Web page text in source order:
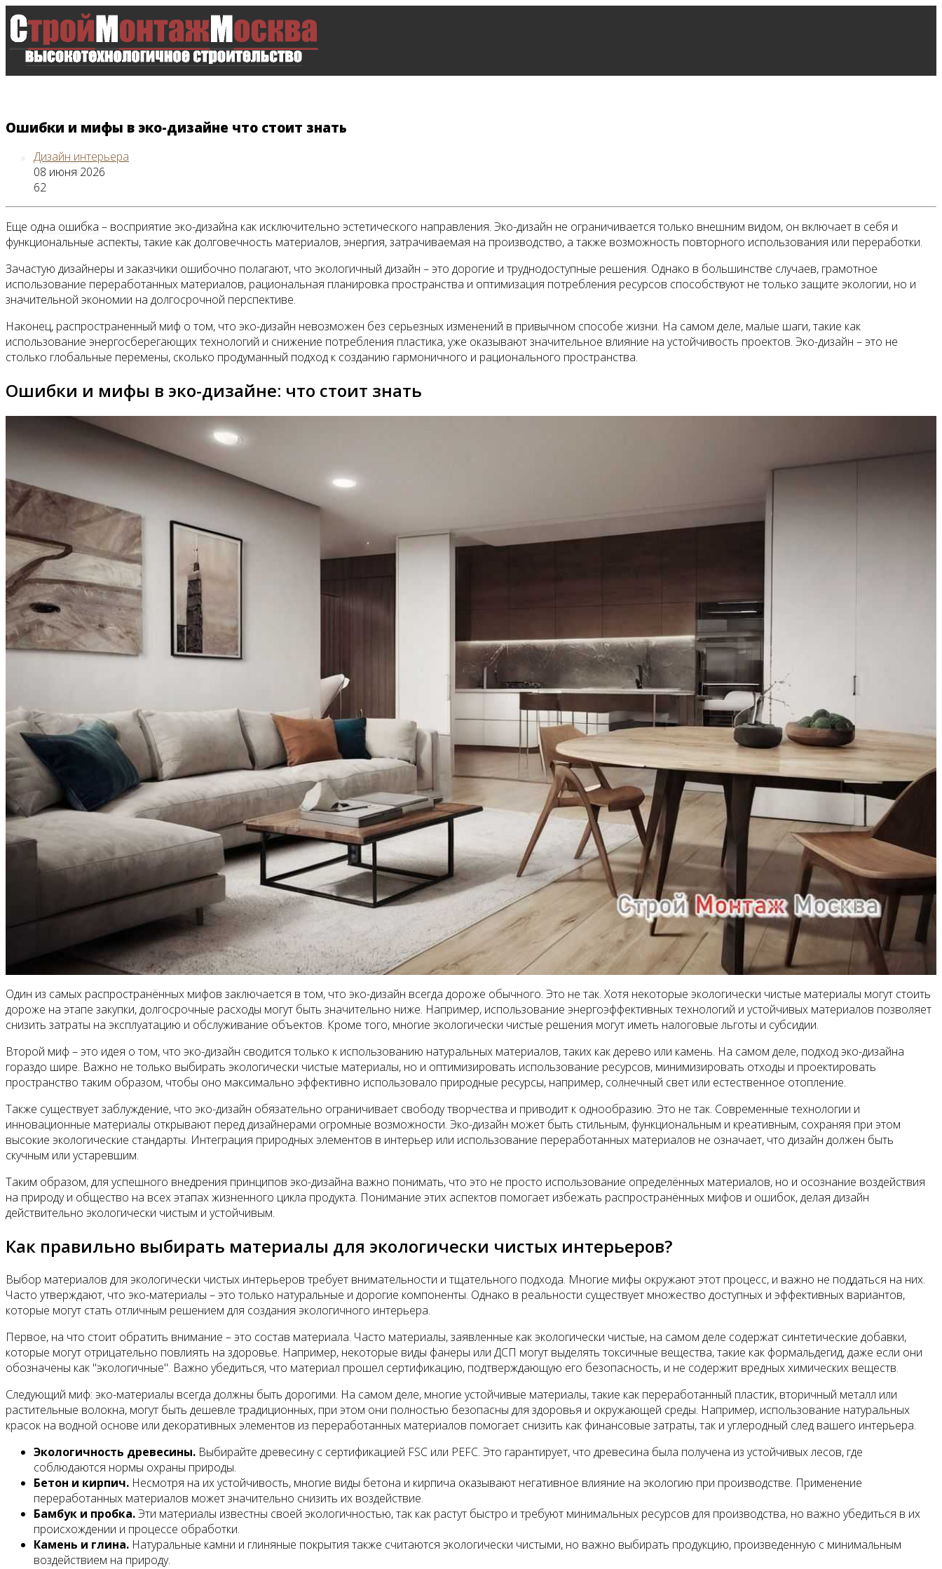
Главная
Все новости
Видео
Ошибки и мифы в эко-дизайне что стоит знать
Дизайн интерьера
08 июня 2026
62
Еще одна ошибка – восприятие эко-дизайна как исключительно эстетического направления. Эко-дизайн не ограничивается только внешним видом, он включает в себя и
функциональные аспекты, такие как долговечность материалов, энергия, затрачиваемая на производство, а также возможность повторного использования или переработки.
Зачастую дизайнеры и заказчики ошибочно полагают, что экологичный дизайн – это дорогие и труднодоступные решения. Однако в большинстве случаев, грамотное
использование переработанных материалов, рациональная планировка пространства и оптимизация потребления ресурсов способствуют не только защите экологии, но и
значительной экономии на долгосрочной перспективе.
Наконец, распространенный миф о том, что эко-дизайн невозможен без серьезных изменений в привычном способе жизни. На самом деле, малые шаги, такие как
использование энергосберегающих технологий и снижение потребления пластика, уже оказывают значительное влияние на устойчивость проектов. Эко-дизайн – это не
столько глобальные перемены, сколько продуманный подход к созданию гармоничного и рационального пространства.
Ошибки и мифы в эко-дизайне: что стоит знать
Один из самых распространённых мифов заключается в том, что эко-дизайн всегда дороже обычного. Это не так. Хотя некоторые экологически чистые материалы могут стоить
дороже на этапе закупки, долгосрочные расходы могут быть значительно ниже. Например, использование энергоэффективных технологий и устойчивых материалов позволяет
снизить затраты на эксплуатацию и обслуживание объектов. Кроме того, многие экологически чистые решения могут иметь налоговые льготы и субсидии.
Второй миф – это идея о том, что эко-дизайн сводится только к использованию натуральных материалов, таких как дерево или камень. На самом деле, подход эко-дизайна
гораздо шире. Важно не только выбирать экологически чистые материалы, но и оптимизировать использование ресурсов, минимизировать отходы и проектировать
пространство таким образом, чтобы оно максимально эффективно использовало природные ресурсы, например, солнечный свет или естественное отопление.
Также существует заблуждение, что эко-дизайн обязательно ограничивает свободу творчества и приводит к однообразию. Это не так. Современные технологии и
инновационные материалы открывают перед дизайнерами огромные возможности. Эко-дизайн может быть стильным, функциональным и креативным, сохраняя при этом
высокие экологические стандарты. Интеграция природных элементов в интерьер или использование переработанных материалов не означает, что дизайн должен быть
скучным или устаревшим.
Таким образом, для успешного внедрения принципов эко-дизайна важно понимать, что это не просто использование определённых материалов, но и осознание воздействия
на природу и общество на всех этапах жизненного цикла продукта. Понимание этих аспектов помогает избежать распространённых мифов и ошибок, делая дизайн
действительно экологически чистым и устойчивым.
Как правильно выбирать материалы для экологически чистых интерьеров?
Выбор материалов для экологически чистых интерьеров требует внимательности и тщательного подхода. Многие мифы окружают этот процесс, и важно не поддаться на них.
Часто утверждают, что эко-материалы – это только натуральные и дорогие компоненты. Однако в реальности существует множество доступных и эффективных вариантов,
которые могут стать отличным решением для создания экологичного интерьера.
Первое, на что стоит обратить внимание – это состав материала. Часто материалы, заявленные как экологически чистые, на самом деле содержат синтетические добавки,
которые могут отрицательно повлиять на здоровье. Например, некоторые виды фанеры или ДСП могут выделять токсичные вещества, такие как формальдегид, даже если они
обозначены как "экологичные". Важно убедиться, что материал прошел сертификацию, подтверждающую его безопасность, и не содержит вредных химических веществ.
Следующий миф: эко-материалы всегда должны быть дорогими. На самом деле, многие устойчивые материалы, такие как переработанный пластик, вторичный металл или
растительные волокна, могут быть дешевле традиционных, при этом они полностью безопасны для здоровья и окружающей среды. Например, использование натуральных
красок на водной основе или декоративных элементов из переработанных материалов помогает снизить как финансовые затраты, так и углеродный след вашего интерьера.
Экологичность древесины. Выбирайте древесину с сертификацией FSC или PEFC. Это гарантирует, что древесина была получена из устойчивых лесов, где
соблюдаются нормы охраны природы.
Бетон и кирпич. Несмотря на их устойчивость, многие виды бетона и кирпича оказывают негативное влияние на экологию при производстве. Применение
переработанных материалов может значительно снизить их воздействие.
Бамбук и пробка.Эти материалы известны своей экологичностью, так как растут быстро и требуют минимальных ресурсов для производства, но важно убедиться в их
происхождении и процессе обработки.
Камень и глина. Натуральные камни и глиняные покрытия также считаются экологически чистыми, но важно выбирать продукцию, произведенную с минимальным
воздействием на природу.